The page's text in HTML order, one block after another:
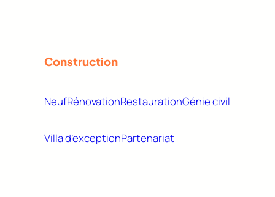
Construction
NeufRénovationRestaurationGénie civil
Villa d’exceptionPartenariat